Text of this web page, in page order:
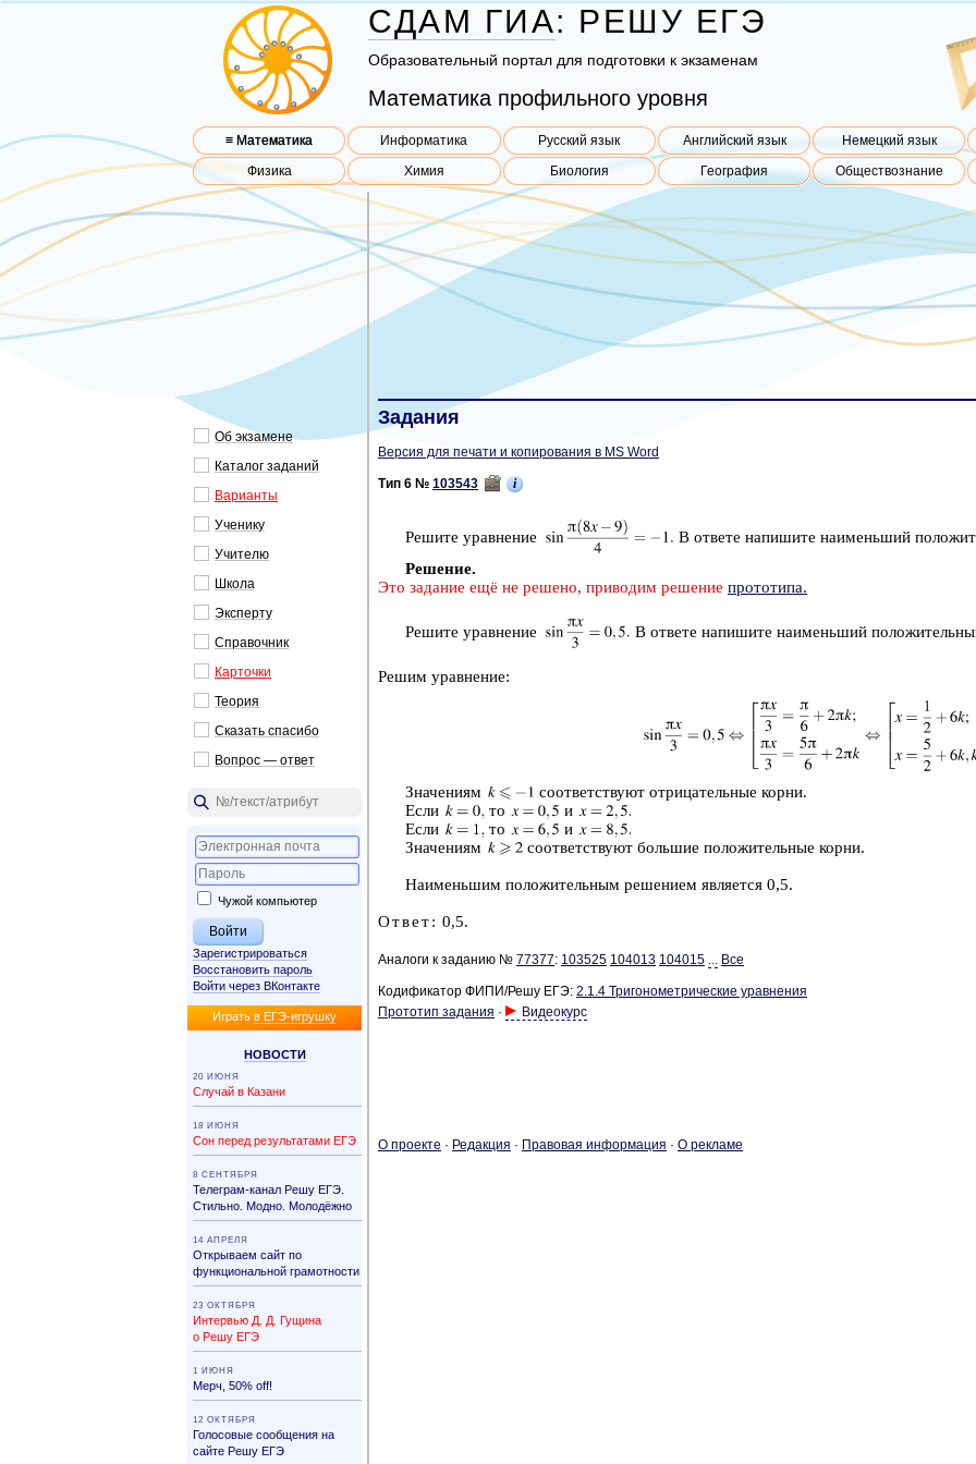
СДАМ ГИА: РЕШУ ЕГЭ
Об­ра­зо­ва­тель­ный пор­тал для под­го­тов­ки к эк­за­ме­нам
Математика профильного уровня
≡ Математика Информатика Русский язык Английский язык Немецкий язык
Физика
Химия Биология География Обществознание
Об эк­за­ме­не
Ка­та­лог за­да­ний
Ва­ри­ан­ты
Уче­ни­ку
Учи­те­лю
Школа
Экс­пер­ту
Спра­воч­ник
Кар­точ­ки
Тео­рия
Ска­зать спа­си­бо
Во­прос — ответ
Чужой компьютер
Зарегистрироваться
Восстановить пароль
Войти через ВКонтакте
Иг­рать в ЕГЭ-иг­руш­ку
НО­ВО­СТИ
20 ИЮНЯ
Случай в Казани
18 ИЮНЯ
Сон перед результатами ЕГЭ
8 СЕНТЯБРЯ
Телеграм-канал Решу ЕГЭ.
Стильно. Модно. Молодёжно
14 АПРЕЛЯ
Открываем сайт по
функциональной грамотности
23 ОКТЯБРЯ
Интервью Д. Д. Гущина
о Решу ЕГЭ
1 ИЮНЯ
Мерч, 50% off!
12 ОКТЯБРЯ
Голосовые сообщения на
сайте Решу ЕГЭ
Задания
Версия для печати и копирования в MS Word
Тип 6 № 103543 i
Ре­ши­те урав­не­ние
В от­ве­те на­пи­ши­те наи­мень­ший
Ре­ше­ние.
Это за­да­ние ещё не ре­ше­но, при­во­дим ре­ше­ние про­то­ти­па.
Ре­ши­те урав­не­ние В от­ве­те на­пи­ши­те наи­мень­ший
Решим урав­не­ние:
Зна­че­ни­ям
со­от­вет­ству­ют от­ри­ца­тель­ные корни.
Если
то
и
Если
то
и
Зна­че­ни­ям
со­от­вет­ству­ют боль­шие по­ло­жи­тель­ные корни.
Наи­мень­шим по­ло­жи­тель­ным ре­ше­ни­ем яв­ля­ет­ся 0,5.
Ответ: 0,5.
Аналоги к заданию № 77377: 103525 104013 104015 ... Все
Кодификатор ФИПИ/Решу ЕГЭ: 2.1.4 Три­го­но­мет­ри­че­ские урав­не­ния
Прототип задания · Видеокурс
О про­ек­те · Ре­дак­ция · Пра­во­вая ин­фор­ма­ция · О ре­кла­ме